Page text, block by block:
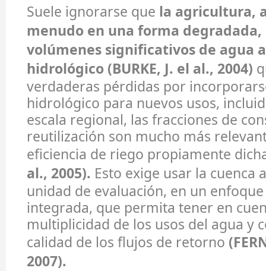
Suele ignorarse que la agricultura,
menudo en una forma
volúmenes significativos de agua
hidrológico (BURKE, J. el al., 2004)
verdaderas pérdidas por
hidrológico para nuevos usos,
escala regional, las fracciones de
reutilización son mucho más
eficiencia de riego propiamente
al., 2005). Esto exige usar la cuenca
unidad de evaluación, en un
integrada, que permita tener en
multiplicidad de los usos del agua y
calidad de los flujos de retorno
2007).